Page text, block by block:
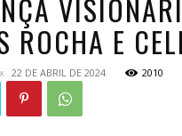
ROCHA E
22 DE ABRIL DE 2024 2010